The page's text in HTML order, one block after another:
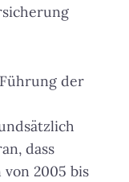
der
dass
2005 bis